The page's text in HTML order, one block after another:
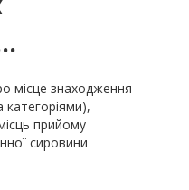
місце знаходження
категоріями),
прийому
сировини